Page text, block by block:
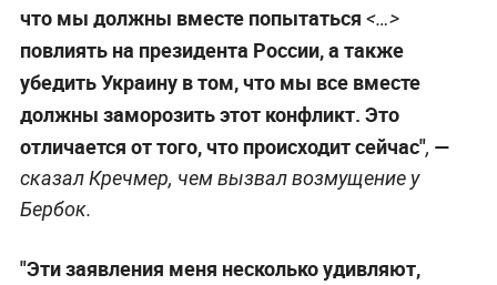
что мы должны вместе попытаться <…>
повлиять на президента России, а также
убедить Украину в том, что мы все вместе
должны заморозить этот конфликт. Это
отличается от того, что происходит сейчас", —
сказал Кречмер, чем вызвал возмущение у
Бербок.
"Эти заявления меня несколько удивляют,